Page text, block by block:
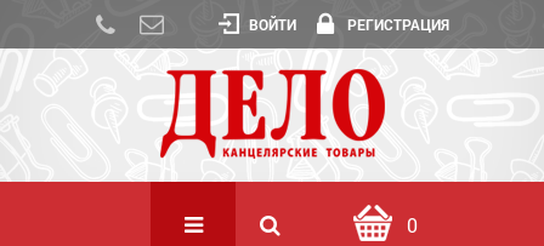
ВОЙТИ РЕГИСТРАЦИЯ
0